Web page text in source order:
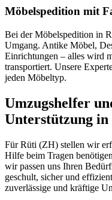
Möbelspedition mit
Bei der Möbelspedition in
Umgang. Antike Möbel,
Einrichtungen – alles wird
transportiert. Unsere
jeden Möbeltyp.
Umzugshelfer
Unterstützung
Für Rüti (ZH) stellen wir
Hilfe beim Tragen
wir passen uns Ihren
geschult, sicher und
zuverlässige und kräftige